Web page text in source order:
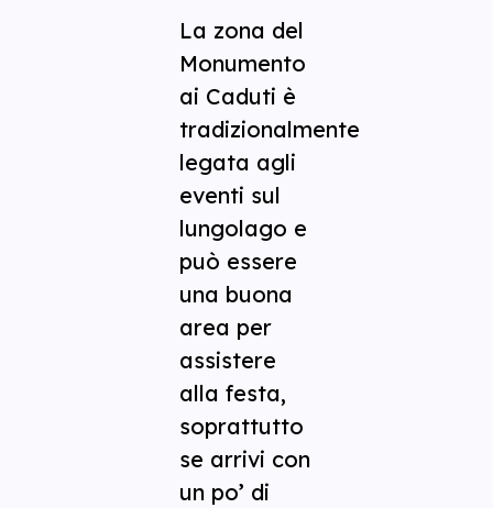
La zona del
Monumento
ai Caduti è
tradizionalmente
legata agli
eventi sul
lungolago e
può essere
una buona
area per
assistere
alla festa,
soprattutto
se arrivi con
un po’ di